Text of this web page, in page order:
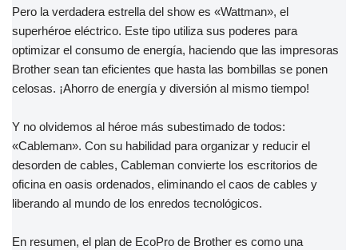
Pero la verdadera estrella del show es «Wattman», el
superhéroe eléctrico. Este tipo utiliza sus poderes para
optimizar el consumo de energía, haciendo que las impresoras
Brother sean tan eficientes que hasta las bombillas se ponen
celosas. ¡Ahorro de energía y diversión al mismo tiempo!
Y no olvidemos al héroe más subestimado de todos:
«Cableman». Con su habilidad para organizar y reducir el
desorden de cables, Cableman convierte los escritorios de
oficina en oasis ordenados, eliminando el caos de cables y
liberando al mundo de los enredos tecnológicos.
En resumen, el plan de EcoPro de Brother es como una